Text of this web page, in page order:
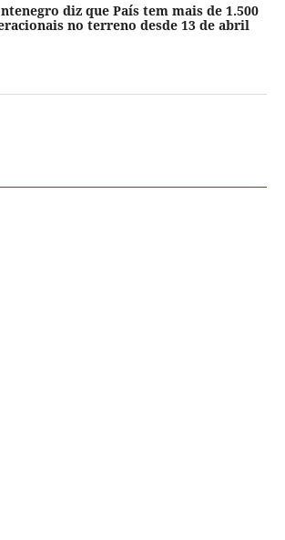
diz que País tem mais de 1.500
no terreno desde 13 de abril